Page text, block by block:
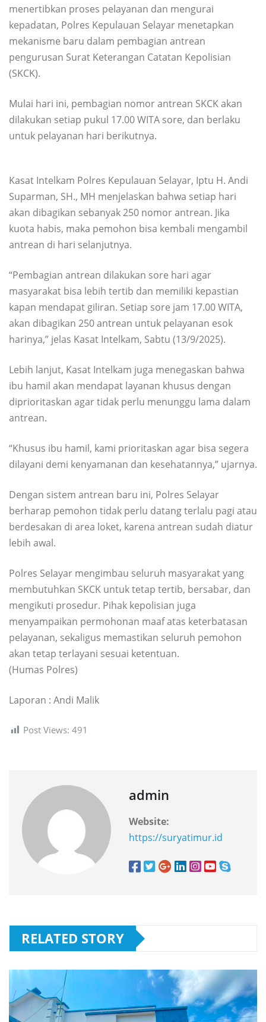
menertibkan proses pelayanan dan mengurai
kepadatan, Polres Kepulauan Selayar menetapkan
mekanisme baru dalam pembagian antrean
pengurusan Surat Keterangan Catatan Kepolisian
(SKCK).
Mulai hari ini, pembagian nomor antrean SKCK akan
dilakukan setiap pukul 17.00 WITA sore, dan berlaku
untuk pelayanan hari berikutnya.
Kasat Intelkam Polres Kepulauan Selayar, Iptu H. Andi
Suparman, SH., MH menjelaskan bahwa setiap hari
akan dibagikan sebanyak 250 nomor antrean. Jika
kuota habis, maka pemohon bisa kembali mengambil
antrean di hari selanjutnya.
“Pembagian antrean dilakukan sore hari agar
masyarakat bisa lebih tertib dan memiliki kepastian
kapan mendapat giliran. Setiap sore jam 17.00 WITA,
akan dibagikan 250 antrean untuk pelayanan esok
harinya,” jelas Kasat Intelkam, Sabtu (13/9/2025).
Lebih lanjut, Kasat Intelkam juga menegaskan bahwa
ibu hamil akan mendapat layanan khusus dengan
diprioritaskan agar tidak perlu menunggu lama dalam
antrean.
“Khusus ibu hamil, kami prioritaskan agar bisa segera
dilayani demi kenyamanan dan kesehatannya,” ujarnya.
Dengan sistem antrean baru ini, Polres Selayar
berharap pemohon tidak perlu datang terlalu pagi atau
berdesakan di area loket, karena antrean sudah diatur
lebih awal.
Polres Selayar mengimbau seluruh masyarakat yang
membutuhkan SKCK untuk tetap tertib, bersabar, dan
mengikuti prosedur. Pihak kepolisian juga
menyampaikan permohonan maaf atas keterbatasan
pelayanan, sekaligus memastikan seluruh pemohon
akan tetap terlayani sesuai ketentuan.
(Humas Polres)
Laporan : Andi Malik
Post Views: 491
admin
Website:
https://suryatimur.id
RELATED STORY